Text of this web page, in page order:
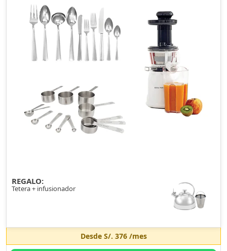
REGALO:
Tetera + infusionador
Desde S/. 376/mes